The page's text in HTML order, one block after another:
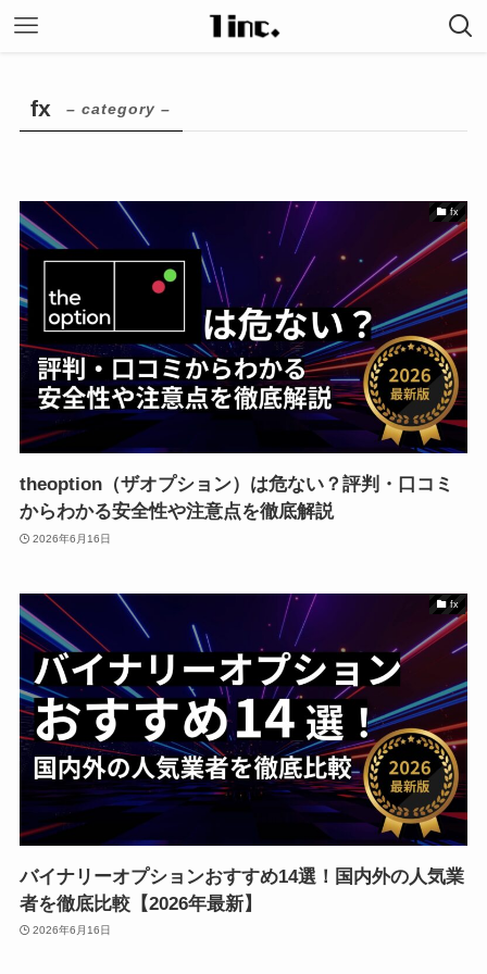
fx – category –
fx
theoption（ザオプション）は危ない？評判・口コミ
からわかる安全性や注意点を徹底解説
2026年6月16日
fx
バイナリーオプションおすすめ14選！国内外の人気業
者を徹底比較【2026年最新】
2026年6月16日